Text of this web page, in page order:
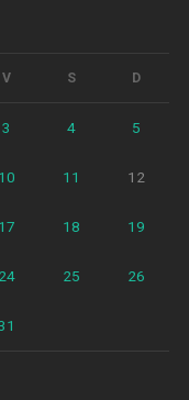
V S D
3 4 5
10 11 12
17 18 19
24 25 26